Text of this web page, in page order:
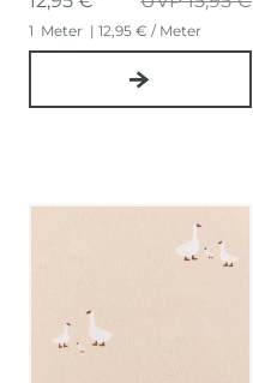
1 Meter | 12,95 € / Meter